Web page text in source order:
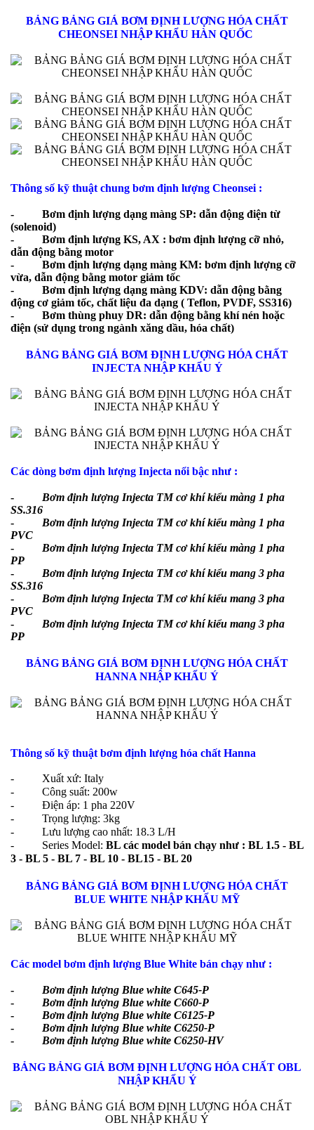
BẢNG BẢNG GIÁ BƠM ĐỊNH LƯỢNG HÓA CHẤT
CHEONSEI NHẬP KHẨU HÀN QUỐC
Thông số kỹ thuật chung bơm định lượng Cheonsei :
- Bơm định lượng dạng màng SP: dẫn động điện từ
(solenoid)
- Bơm định lượng KS, AX : bơm định lượng cỡ nhỏ,
dẫn động bằng motor
- Bơm định lượng dạng màng KM: bơm định lượng cỡ
vừa, dẫn động bằng motor giảm tốc
- Bơm định lượng dạng màng KDV: dẫn động bằng
động cơ giảm tốc, chất liệu đa dạng ( Teflon, PVDF, SS316)
- Bơm thùng phuy DR: dẫn động bằng khí nén hoặc
điện (sử dụng trong ngành xăng dầu, hóa chất)
BẢNG BẢNG GIÁ BƠM ĐỊNH LƯỢNG HÓA CHẤT
INJECTA NHẬP KHẨU Ý
Các dòng bơm định lượng Injecta nổi bậc như :
- Bơm định lượng Injecta TM cơ khí kiểu màng 1 pha
SS.316
- Bơm định lượng Injecta TM cơ khí kiểu màng 1 pha
PVC
- Bơm định lượng Injecta TM cơ khí kiểu màng 1 pha
PP
- Bơm định lượng Injecta TM cơ khí kiểu mang 3 pha
SS.316
- Bơm định lượng Injecta TM cơ khí kiểu mang 3 pha
PVC
- Bơm định lượng Injecta TM cơ khí kiểu mang 3 pha
PP
BẢNG BẢNG GIÁ BƠM ĐỊNH LƯỢNG HÓA CHẤT
HANNA NHẬP KHẨU Ý
Thông số kỹ thuật bơm định lượng hóa chất Hanna
- Xuất xứ: Italy
- Công suất: 200w
- Điện áp: 1 pha 220V
- Trọng lượng: 3kg
- Lưu lượng cao nhất: 18.3 L/H
- Series Model: BL các model bán chạy như : BL 1.5 - BL
3 - BL 5 - BL 7 - BL 10 - BL15 - BL 20
BẢNG BẢNG GIÁ BƠM ĐỊNH LƯỢNG HÓA CHẤT
BLUE WHITE NHẬP KHẨU MỸ
Các model bơm định lượng Blue White bán chạy như :
- Bơm định lượng Blue white C645-P
- Bơm định lượng Blue white C660-P
- Bơm định lượng Blue white C6125-P
- Bơm định lượng Blue white C6250-P
- Bơm định lượng Blue white C6250-HV
BẢNG BẢNG GIÁ BƠM ĐỊNH LƯỢNG HÓA CHẤT OBL
NHẬP KHẨU Ý